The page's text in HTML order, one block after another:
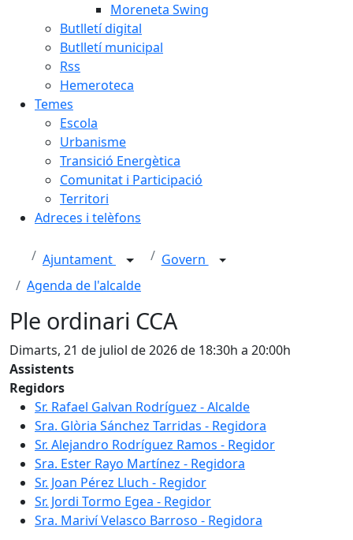
Moreneta Swing
Butlletí digital
Butlletí municipal
Rss
Hemeroteca
Temes
Escola
Urbanisme
Transició Energètica
Comunitat i Participació
Territori
Adreces i telèfons
Ajuntament
Govern
Agenda de l'alcalde
Ple ordinari CCA
Dimarts, 21 de juliol de 2026 de 18:30h a 20:00h
Assistents
Regidors
Sr. Rafael Galvan Rodríguez - Alcalde
Sra. Glòria Sánchez Tarridas - Regidora
Sr. Alejandro Rodríguez Ramos - Regidor
Sra. Ester Rayo Martínez - Regidora
Sr. Joan Pérez Lluch - Regidor
Sr. Jordi Tormo Egea - Regidor
Sra. Mariví Velasco Barroso - Regidora